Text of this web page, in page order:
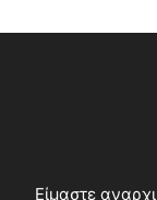
Είμαστε